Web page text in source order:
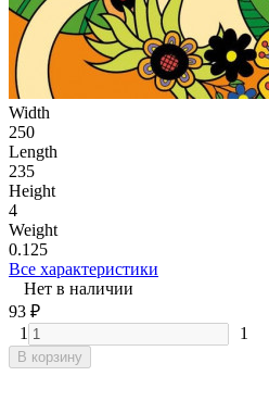
Width
250
Length
235
Height
4
Weight
0.125
Все характеристики
Нет в наличии
93 ₽
1
1
В корзину